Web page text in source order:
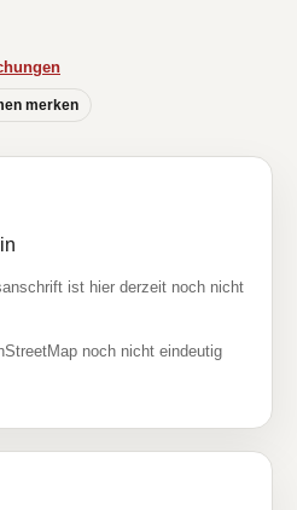
merken
ist hier derzeit noch nicht
noch nicht eindeutig